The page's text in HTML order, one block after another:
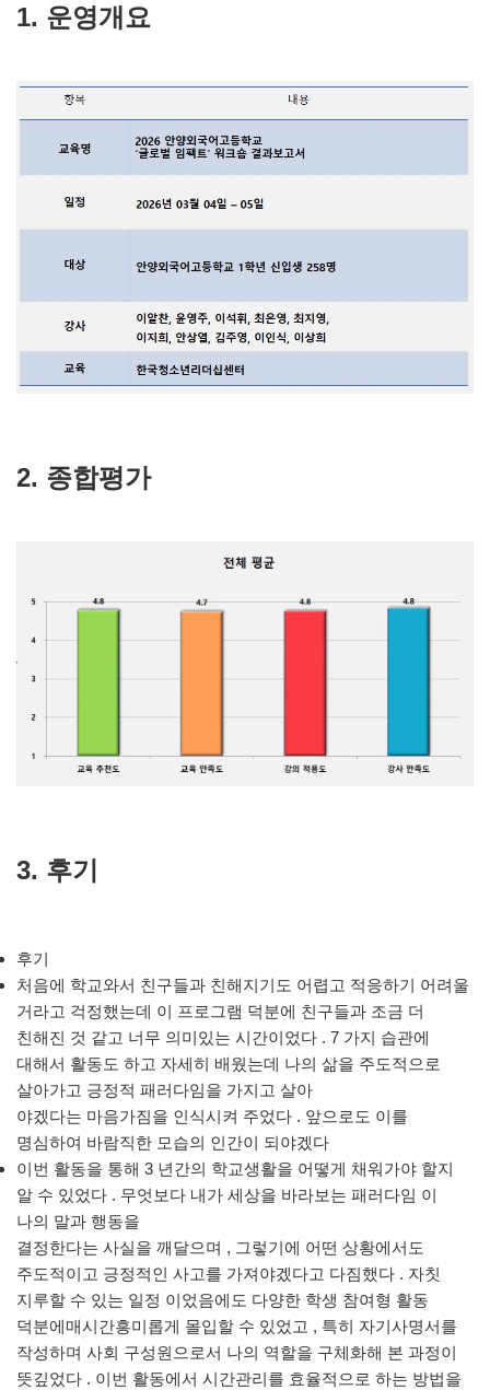
1. 운영개요
2. 종합평가
3. 후기
후기
처음에 학교와서 친구들과 친해지기도 어렵고 적응하기 어려울
거라고 걱정했는데 이 프로그램 덕분에 친구들과 조금 더
친해진 것 같고 너무 의미있는 시간이었다 . 7 가지 습관에
대해서 활동도 하고 자세히 배웠는데 나의 삶을 주도적으로
살아가고 긍정적 패러다임을 가지고 살아
야겠다는 마음가짐을 인식시켜 주었다 . 앞으로도 이를
명심하여 바람직한 모습의 인간이 되야겠다
이번 활동을 통해 3 년간의 학교생활을 어떻게 채워가야 할지
알 수 있었다 . 무엇보다 내가 세상을 바라보는 패러다임 이
나의 말과 행동을
결정한다는 사실을 깨달으며 , 그렇기에 어떤 상황에서도
주도적이고 긍정적인 사고를 가져야겠다고 다짐했다 . 자칫
지루할 수 있는 일정 이었음에도 다양한 학생 참여형 활동
덕분에매시간흥미롭게 몰입할 수 있었고 , 특히 자기사명서를
작성하며 사회 구성원으로서 나의 역할을 구체화해 본 과정이
뜻깊었다 . 이번 활동에서 시간관리를 효율적으로 하는 방법을